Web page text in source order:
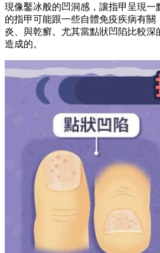
現像鑿冰般的凹洞感，讓指甲呈現一
的指甲可能跟一些自體免疫疾病有關
炎、與乾癬。尤其當點狀凹陷比較深
造成的。